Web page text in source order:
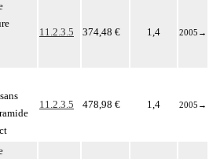
11.2.3.5 374,48 € 1,4 2005 →
11.2.3.5 478,98 € 1,4 2005 →